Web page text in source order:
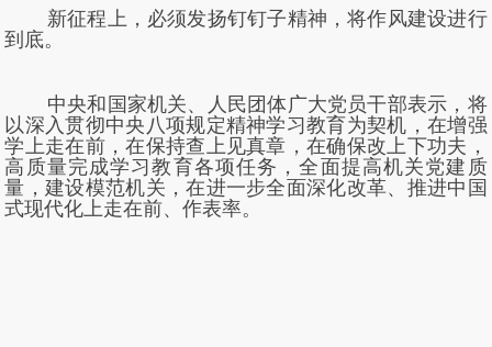
新征程上，必须发扬钉钉子精神，将作风建设进行
到底。
中央和国家机关、人民团体广大党员干部表示，将
以深入贯彻中央八项规定精神学习教育为契机，在增强
学上走在前，在保持查上见真章，在确保改上下功夫，
高质量完成学习教育各项任务，全面提高机关党建质
量，建设模范机关，在进一步全面深化改革、推进中国
式现代化上走在前、作表率。